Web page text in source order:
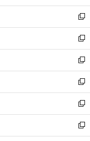
開
く
ウ
で
開
く
ン
ド
ウ
で
開
く
ウ
ィ
ン
ド
ウ
で
開
く
し
い
ウ
ィ
ン
ド
ウ
で
開
く
新
し
い
ウ
ィ
ン
ド
ウ
で
開
く
新
し
い
ウ
ィ
ン
ド
ウ
で
開
新
し
い
ウ
ィ
ン
ド
ウ
新
し
い
ウ
ィ
ン
新
し
い
ウ
新
し